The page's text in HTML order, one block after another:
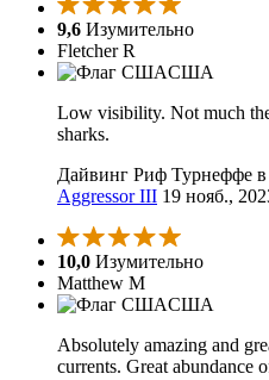
9,6 Изумительно
Fletcher R
США
Low visibility. Not much
sharks.
Дайвинг Риф Турнеффе в
Aggressor III 19 нояб.,
10,0 Изумительно
Matthew M
США
Absolutely amazing and
currents. Great abundance